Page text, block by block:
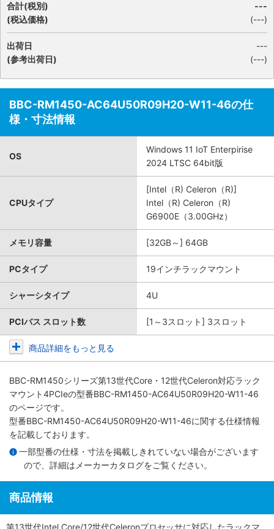
合計(税別)
(税込価格)
---
(---)
出荷日
(参考出荷日)
---
(---)
BBC-RM1450-AC64U50R09H20-W11-46の仕
様・寸法情報
OS
Windows 11 IoT Enterpirise
2024 LTSC 64bit版
CPUタイプ
[Intel（R) Celeron（R)]
Intel（R) Celeron（R)
G6900E（3.00GHz）
メモリ容量 [32GB～] 64GB
PCタイプ 19インチラックマウント
シャーシタイプ 4U
PCIバス スロット数 [1～3スロット] 3スロット
商品詳細をもっと見る
BBC-RM1450シリーズ第13世代Core・12世代Celeron対応ラック
マウント4PCIeの型番BBC-RM1450-AC64U50R09H20-W11-46
のページです。
型番BBC-RM1450-AC64U50R09H20-W11-46に関する仕様情報
を記載しております。
一部型番の仕様・寸法を掲載しきれていない場合がございます
ので、詳細は メーカーカタログをご覧ください。
商品情報
第13世代Intel Core/12世代Celeronプロセッサに対応したラックマ